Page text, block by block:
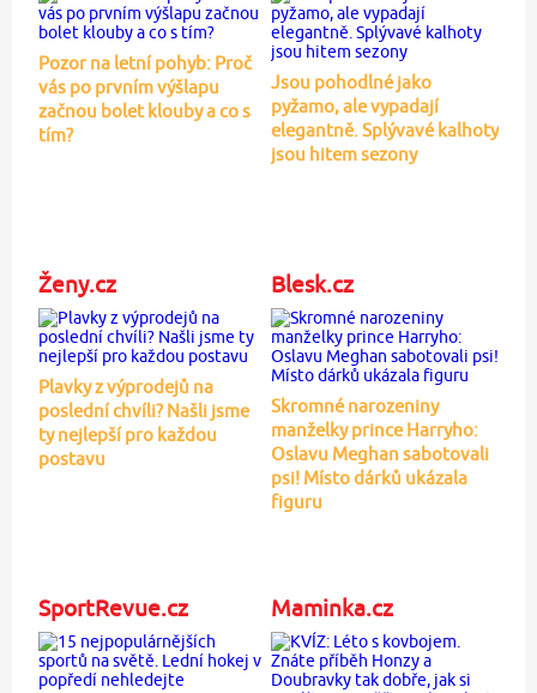
Pozor na letní pohyb: Proč
vás po prvním výšlapu
začnou bolet klouby a co s
tím?
Jsou pohodlné jako
pyžamo, ale vypadají
elegantně. Splývavé kalhoty
jsou hitem sezony
Ženy.cz
Plavky z výprodejů na
poslední chvíli? Našli jsme
ty nejlepší pro každou
postavu
Blesk.cz
Skromné narozeniny
manželky prince Harryho:
Oslavu Meghan sabotovali
psi! Místo dárků ukázala
figuru
SportRevue.cz Maminka.cz